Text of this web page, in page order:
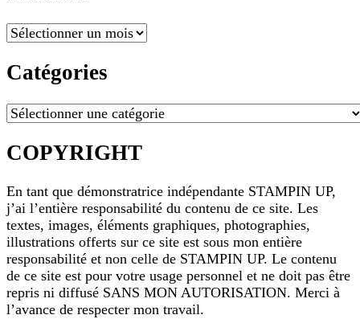
Archives
Catégories
Catégories
COPYRIGHT
En tant que démonstratrice indépendante STAMPIN UP,
j’ai l’entière responsabilité du contenu de ce site. Les
textes, images, éléments graphiques, photographies,
illustrations offerts sur ce site est sous mon entière
responsabilité et non celle de STAMPIN UP. Le contenu
de ce site est pour votre usage personnel et ne doit pas être
repris ni diffusé SANS MON AUTORISATION. Merci à
l’avance de respecter mon travail.